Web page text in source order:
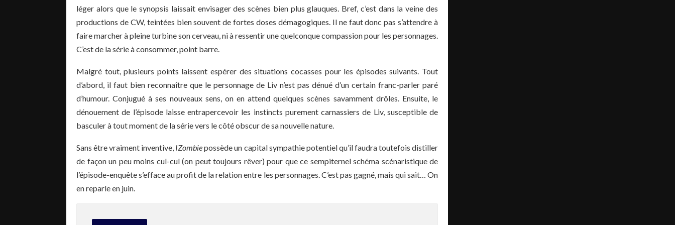
léger alors que le synopsis laissait envisager des scènes bien plus glauques. Bref, c’est dans la veine des
productions de CW, teintées bien souvent de fortes doses démagogiques. Il ne faut donc pas s’attendre à
faire marcher à pleine turbine son cerveau, ni à ressentir une quelconque compassion pour les personnages.
C’est de la série à consommer, point barre.
Malgré tout, plusieurs points laissent espérer des situations cocasses pour les épisodes suivants. Tout
d’abord, il faut bien reconnaître que le personnage de Liv n’est pas dénué d’un certain franc-parler paré
d’humour. Conjugué à ses nouveaux sens, on en attend quelques scènes savamment drôles. Ensuite, le
dénouement de l’épisode laisse entrapercevoir les instincts purement carnassiers de Liv, susceptible de
basculer à tout moment de la série vers le côté obscur de sa nouvelle nature.
Sans être vraiment inventive, IZombiepossède un capital sympathie potentiel qu’il faudra toutefois distiller
de façon un peu moins cul-cul (on peut toujours rêver) pour que ce sempiternel schéma scénaristique de
l’épisode-enquête s’efface au profit de la relation entre les personnages. C’est pas gagné, mais qui sait… On
en reparle en juin.